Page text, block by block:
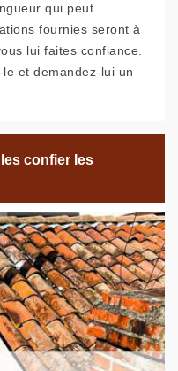
qui peut
fournies seront à
lui faites confiance.
et demandez-lui un
confier les